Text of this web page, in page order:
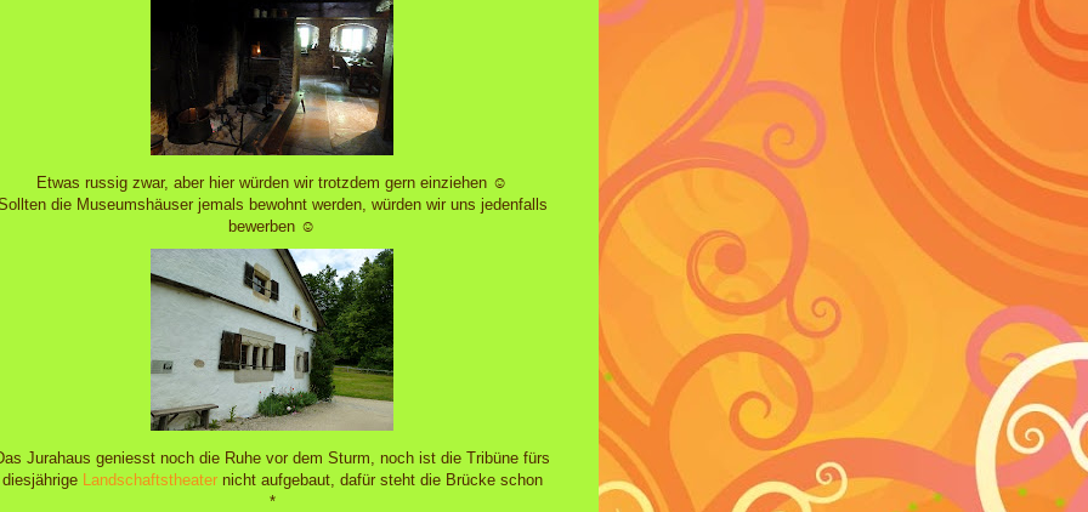
Etwas russig zwar, aber hier würden wir trotzdem gern einziehen ☺
die Museumshäuser jemals bewohnt werden, würden wir uns jedenfalls
bewerben ☺
Jurahaus geniesst noch die Ruhe vor dem Sturm, noch ist die Tribüne fürs
diesjährige Landschaftstheaternicht aufgebaut, dafür steht die Brücke schon
*